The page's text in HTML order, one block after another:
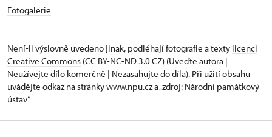
Fotogalerie
Není-li výslovně uvedeno jinak, podléhají fotografie a texty licenci
Creative Commons (CC BY-NC-ND 3.0 CZ) (Uveďte autora |
Neužívejte dílo komerčně | Nezasahujte do díla). Při užití obsahu
uvádějte odkaz na stránky www.npu.cz a „zdroj: Národní památkový
ústav“